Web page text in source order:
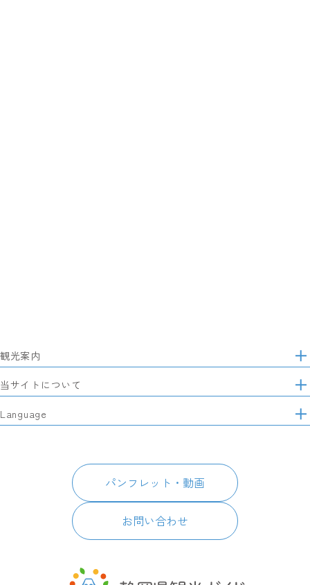
サ
イ
ト
マ
ッ
プ
観光案内
特集
モデルコース
当サイトについて
静岡県観光協会について
パンフレット・動画
Language
パンフレット・動画
お問い合わせ